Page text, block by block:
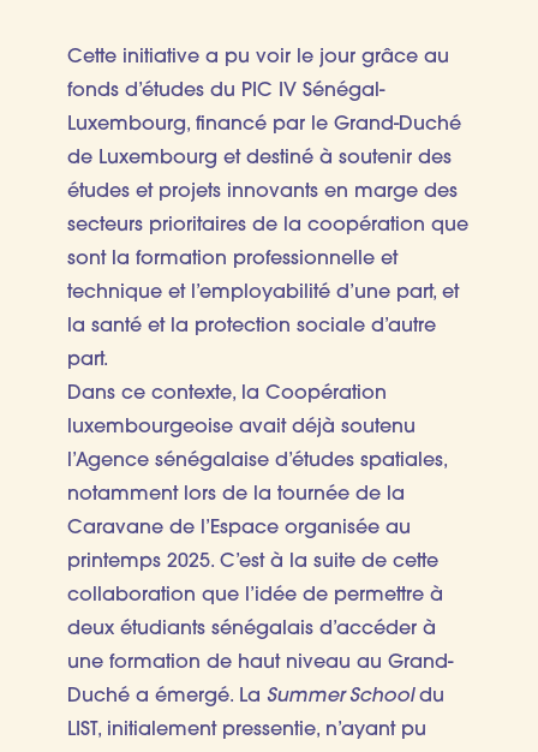
Cette initiative a pu voir le jour grâce au
fonds d’études du PIC IV Sénégal-
Luxembourg, financé par le Grand-Duché
de Luxembourg et destiné à soutenir des
études et projets innovants en marge des
secteurs prioritaires de la coopération que
sont la formation professionnelle et
technique et l’employabilité d’une part, et
la santé et la protection sociale d’autre
part.
Dans ce contexte, la Coopération
luxembourgeoise avait déjà soutenu
l’Agence sénégalaise d’études spatiales,
notamment lors de la tournée de la
Caravane de l’Espace organisée au
printemps 2025. C’est à la suite de cette
collaboration que l’idée de permettre à
deux étudiants sénégalais d’accéder à
une formation de haut niveau au Grand-
Duché a émergé. La Summer Schooldu
LIST, initialement pressentie, n’ayant pu